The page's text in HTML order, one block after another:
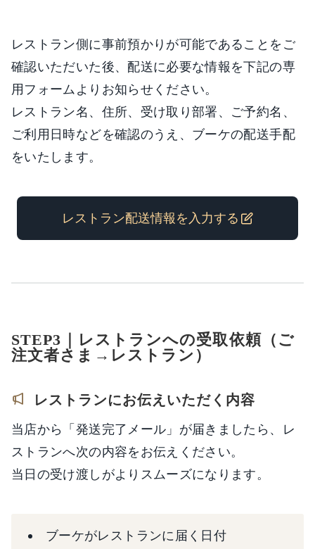
レストラン側に事前預かりが可能であることをご
確認いただいた後、配送に必要な情報を下記の専
用フォームよりお知らせください。
レストラン名、住所、受け取り部署、ご予約名、
ご利用日時などを確認のうえ、ブーケの配送手配
をいたします。
レストラン配送情報を入力する
STEP3｜レストランへの受取依頼（ご
注文者さま→レストラン）
レストランにお伝えいただく内容
当店から「発送完了メール」が届きましたら、レ
ストランへ次の内容をお伝えください。
当日の受け渡しがよりスムーズになります。
ブーケがレストランに届く日付